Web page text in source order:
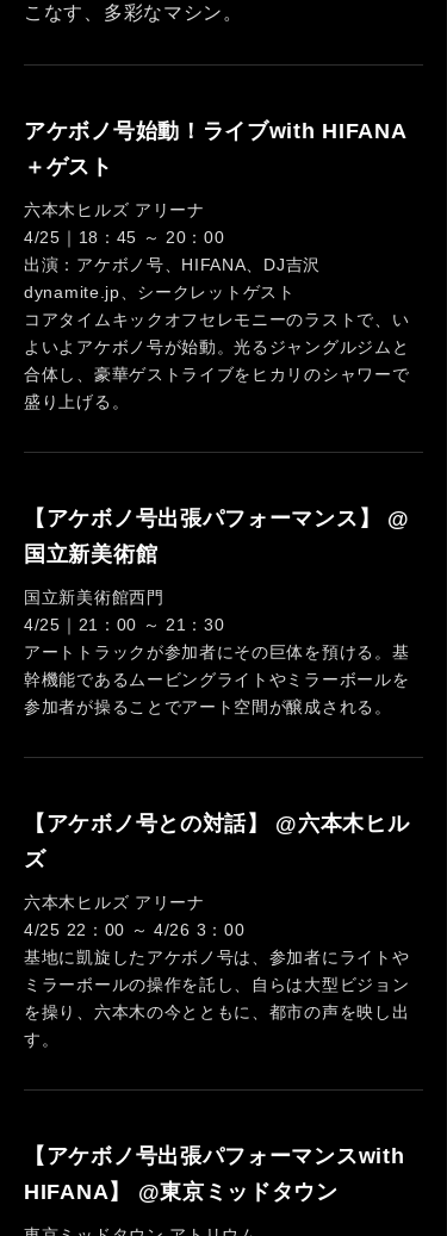
こなす、多彩なマシン。
アケボノ号始動！ライブwith HIFANA
＋ゲスト
六本木ヒルズ アリーナ
4/25｜18：45 ～ 20：00
出演：アケボノ号、HIFANA、DJ吉沢
dynamite.jp、シークレットゲスト
コアタイムキックオフセレモニーのラストで、い
よいよアケボノ号が始動。光るジャングルジムと
合体し、豪華ゲストライブをヒカリのシャワーで
盛り上げる。
【アケボノ号出張パフォーマンス】 @
国立新美術館
国立新美術館西門
4/25｜21：00 ～ 21：30
アートトラックが参加者にその巨体を預ける。基
幹機能であるムービングライトやミラーボールを
参加者が操ることでアート空間が醸成される。
【アケボノ号との対話】 @六本木ヒル
ズ
六本木ヒルズ アリーナ
4/25 22：00 ～ 4/26 3：00
基地に凱旋したアケボノ号は、参加者にライトや
ミラーボールの操作を託し、自らは大型ビジョン
を操り、六本木の今とともに、都市の声を映し出
す。
【アケボノ号出張パフォーマンスwith
HIFANA】 @東京ミッドタウン